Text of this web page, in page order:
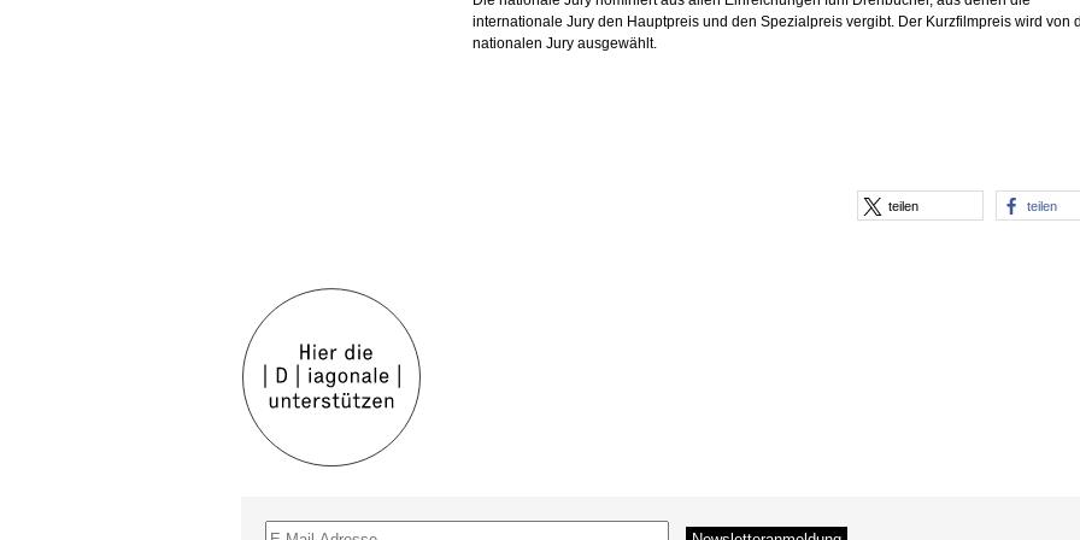
internationale Jury den Hauptpreis und den Spezialpreis vergibt. Der Kurzfilmpreis wird von
nationalen Jury ausgewählt.
teilen teilen